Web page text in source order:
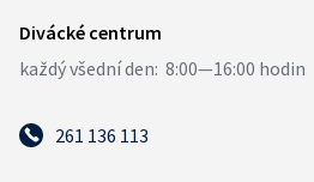
261 136 113